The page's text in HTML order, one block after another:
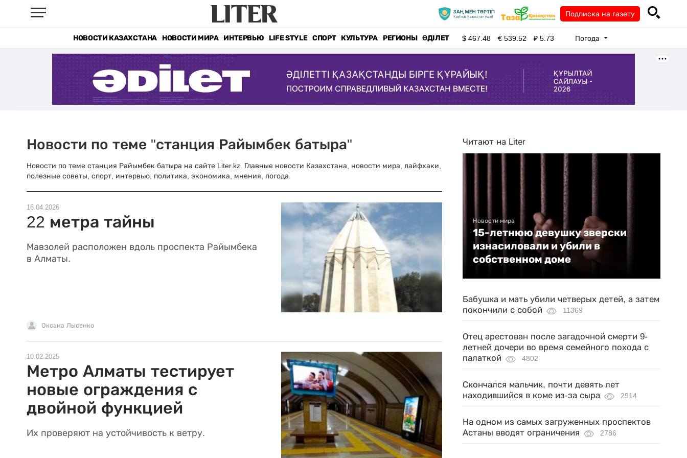
Подписка на газету
НОВОСТИ КАЗАХСТАНА НОВОСТИ МИРА ИНТЕРВЬЮ LIFE STYLE СПОРТ КУЛЬТУРА РЕГИОНЫ ӘДІЛЕТ $467.48 €539.52 ₽5.73 Погода
Новости по теме "станция Райымбек батыра"
Новости по теме станция Райымбек батыра на сайте Liter.kz. Главные новости Казахстана, новости мира, лайфхаки,
полезные советы, спорт, интервью, политика, экономика, мнения, погода.
16.04.2026
22 метра тайны
Мавзолей расположен вдоль проспекта Райымбека
в Алматы.
Оксана Лысенко
10.02.2025
Метро Алматы тестирует
новые ограждения с
двойной функцией
Их проверяют на устойчивость к ветру.
Читают на Liter
Новости мира
15-летнюю девушку зверски
изнасиловали и убили в
собственном доме
Бабушка и мать убили четверых детей, а затем
покончили с собой
11369
Отец арестован после загадочной смерти 9-
летней дочери во время семейного похода с
палаткой
4802
Скончался мальчик, почти девять лет
находившийся в коме из-за сыра
2914
На одном из самых загруженных проспектов
Астаны вводят ограничения
2786